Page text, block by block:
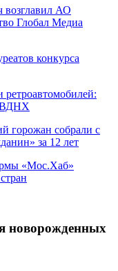
возглавил АО
Глобал Медиа
конкурса
ВДНХ
горожан собрали с
за 12 лет
«Мос.Хаб»
новорожденных